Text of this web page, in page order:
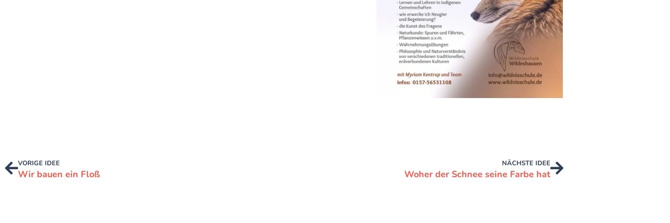
VORIGE IDEE
Wir bauen ein Floß
NÄCHSTE IDEE
Woher der Schnee seine Farbe hat